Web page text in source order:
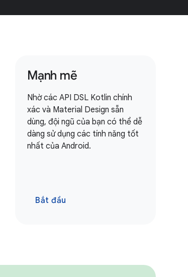
Mạnh mẽ
Nhờ các API DSL Kotlin chính
xác và Material Design sẵn
dùng, đội ngũ của bạn có thể dễ
dàng sử dụng các tính năng tốt
nhất của Android.
Bắt đầu